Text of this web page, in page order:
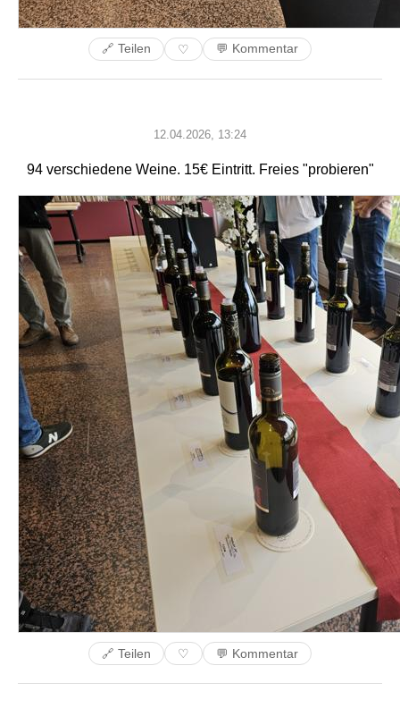
🔗 Teilen ♡ 💬 Kommentar
12.04.2026, 13:24
94 verschiedene Weine. 15€ Eintritt. Freies "probieren"
🔗 Teilen ♡ 💬 Kommentar